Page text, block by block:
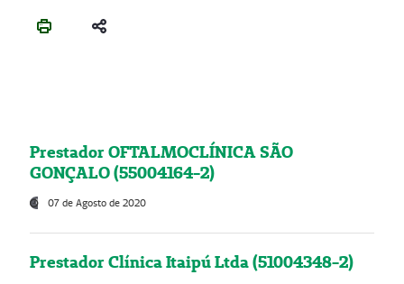
Prestador OFTALMOCLÍNICA SÃO
GONÇALO (55004164-2)
07 de Agosto de 2020
Prestador Clínica Itaipú Ltda (51004348-2)